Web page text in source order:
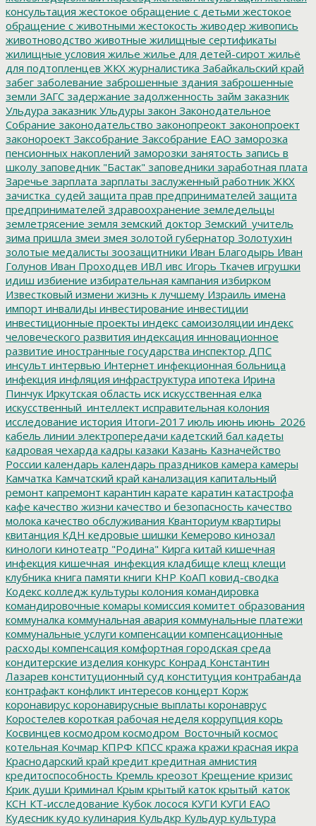
консультация жестокое обращение с детьми жестокое
обращение с животными жестокость живодер живопись
животноводство животные жилищные сертификаты
жилищные условия жилье жилье для детей-сирот жильё
для подтопленцев ЖКХ журналистика Забайкальский край
забег заболевание заброшенные здания заброшенные
земли ЗАГС задержание задолженность займ заказник
Ульдура заказник Ульдуры закон Законодательное
Собрание законодательство законопреокт законопроект
законороект Заксобрание Заксобрание ЕАО заморозка
пенсионных накоплений заморозки занятость запись в
школу заповедник "Бастак" заповедники заработная плата
Заречье зарплата зарплаты заслуженный работник ЖКХ
зачистка_судей защита прав предпринимателей защита
предпринимателей здравоохранение земледельцы
землетрясение земля земский доктор Земский_учитель
зима пришла змеи змея золотой губернатор Золотухин
золотые медалисты зоозащитники Иван Благодырь Иван
Голунов Иван Проходцев ИВЛ ивс Игорь Ткачев игрушки
идиш избиение избирательная кампания избирком
Известковый измени жизнь к лучшему Израиль имена
импорт инвалиды инвестирование инвестиции
инвестиционные проекты индекс самоизоляции индекс
человеческого развития индексация инновационное
развитие иностранные государства инспектор ДПС
инсульт интервью Интернет инфекционная больница
инфекция инфляция инфраструктура ипотека Ирина
Пинчук Иркутская область иск искусственная елка
искусственный_интеллект исправительная колония
исследование история Итоги-2017 июль июнь июнь_2026
кабель линии электропередачи кадетский бал кадеты
кадровая чехарда кадры казаки Казань Казначейство
России календарь календарь праздников камера камеры
Камчатка Камчатский край канализация капитальный
ремонт капремонт карантин карате каратин катастрофа
кафе качество жизни качество и безопасность качество
молока качество обслуживания Кванториум квартиры
квитанция КДН кедровые шишки Кемерово кинозал
кинологи кинотеатр "Родина" Кирга китай кишечная
инфекция кишечная_инфекция кладбище клещ клещи
клубника книга памяти книги КНР КоАП ковид-сводка
Кодекс колледж культуры колония командировка
командировочные комары комиссия комитет образования
коммуналка коммунальная авария коммунальные платежи
коммунальные услуги компенсации компенсационные
расходы компенсация комфортная городская среда
кондитерские изделия конкурс Конрад Константин
Лазарев конституционный суд конституция контрабанда
контрафакт конфликт интересов концерт Корж
коронавирус коронавирусные выплаты коронаврус
Коростелев короткая рабочая неделя коррупция корь
Косвинцев космодром космодром_Восточный космос
котельная Кочмар КПРФ КПСС кража кражи красная икра
Краснодарский край кредит кредитная амнистия
кредитоспособность Кремль креозот Крещение кризис
Крик души Криминал Крым крытый каток крытый_каток
КСН КТ-исследование Кубок лосося КУГИ КУГИ ЕАО
Кудесник кудо кулинария Кульдкр Кульдур культура